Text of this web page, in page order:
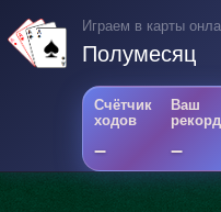
Играем в карты
Полумесяц
Счётчик
ходов
–
Ваш
рекорд
–